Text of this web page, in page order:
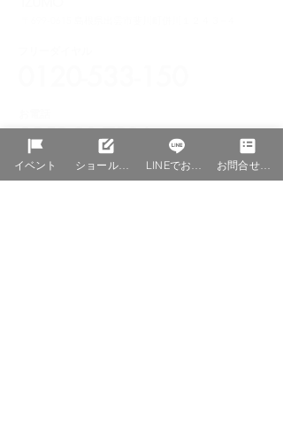
0853-31-7836
お問合せ・資料請求
イベント ショールーム予約 お問合せ資料請求